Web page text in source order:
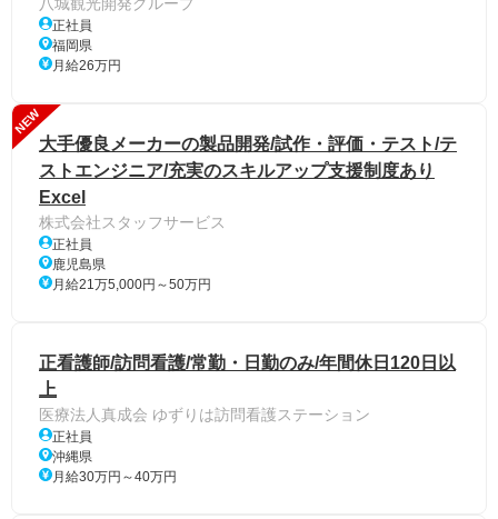
正社員
福岡県
月給26万円
NEW
大手優良メーカーの製品開発/試作・評価・テスト/テ
ストエンジニア/充実のスキルアップ支援制度あり
Excel
株式会社スタッフサービス
正社員
鹿児島県
月給21万5,000円～50万円
正看護師/訪問看護/常勤・日勤のみ/年間休日120日以
上
医療法人真成会 ゆずりは訪問看護ステーション
正社員
沖縄県
月給30万円～40万円